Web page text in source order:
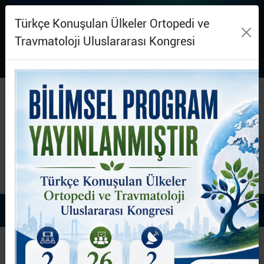
Anasayfa Üye Girişi
TOTBİD
Türk Ortopedi ve
Travmatoloji Birliği
Derneği
Türkçe Konuşulan Ülkeler Ortopedi ve
Travmatoloji Uluslararası Kongresi